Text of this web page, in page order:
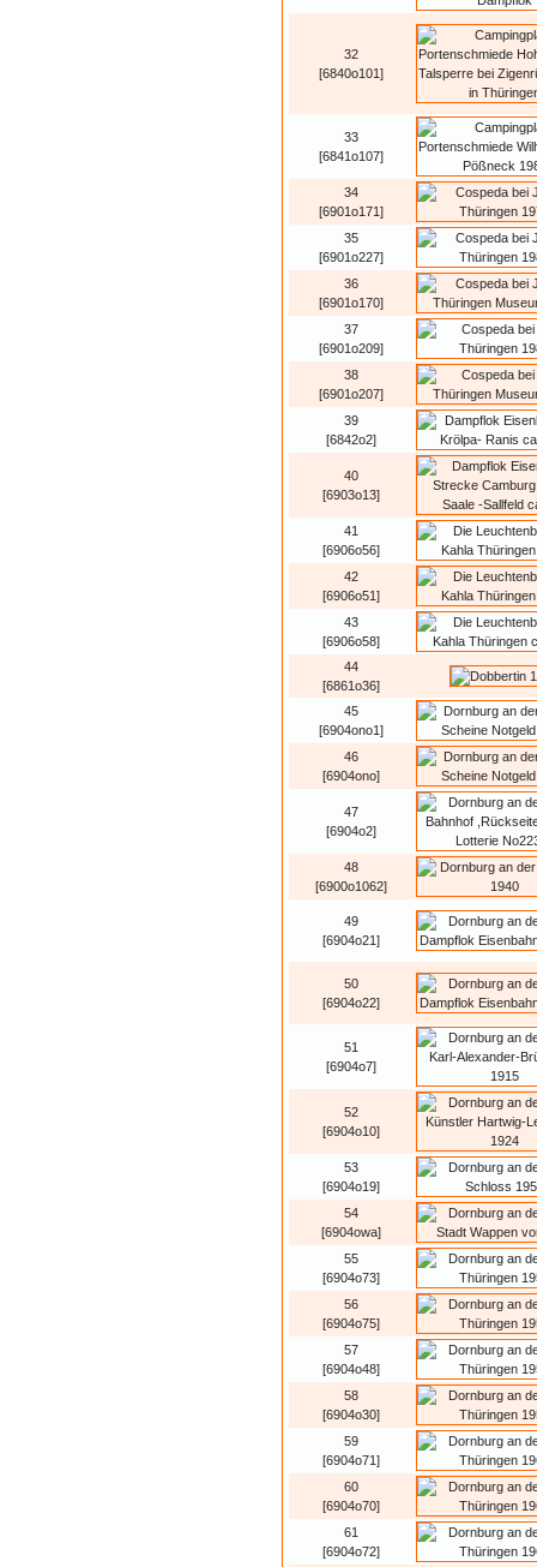
32
[6840o101]
33
[6841o107]
34
[6901o171]
35
[6901o227]
36
[6901o170]
37
[6901o209]
38
[6901o207]
39
[6842o2]
40
[6903o13]
41
[6906o56]
42
[6906o51]
43
[6906o58]
44
[6861o36]
45
[6904ono1]
46
[6904ono]
47
[6904o2]
48
[6900o1062]
49
[6904o21]
50
[6904o22]
51
[6904o7]
52
[6904o10]
53
[6904o19]
54
[6904owa]
55
[6904o73]
56
[6904o75]
57
[6904o48]
58
[6904o30]
59
[6904o71]
60
[6904o70]
61
[6904o72]